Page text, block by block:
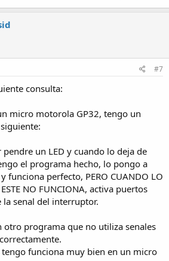
#7
consulta:
micro motorola GP32, tengo un
un LED y cuando lo deja de
el programa hecho, lo pongo a
funciona perfecto, PERO CUANDO LO
NO FUNCIONA, activa puertos
senal del interruptor.
otro programa que no utiliza senales
funciona muy bien en un micro